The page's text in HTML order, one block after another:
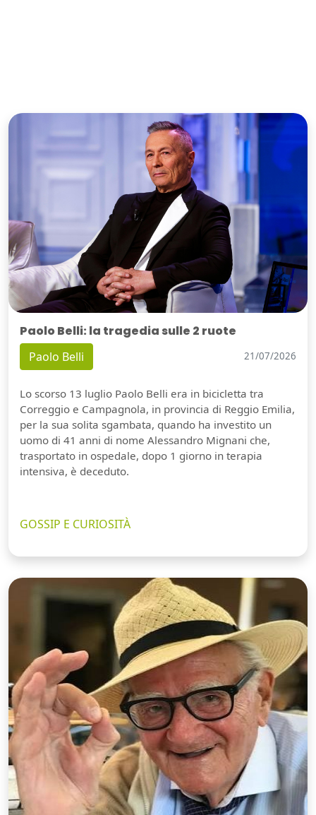
Paolo Belli: la tragedia sulle 2 ruote
Paolo Belli 21/07/2026
Lo scorso 13 luglio Paolo Belli era in bicicletta tra
Correggio e Campagnola, in provincia di Reggio Emilia,
per la sua solita sgambata, quando ha investito un
uomo di 41 anni di nome Alessandro Mignani che,
trasportato in ospedale, dopo 1 giorno in terapia
intensiva, è deceduto.
GOSSIP E CURIOSITÀ